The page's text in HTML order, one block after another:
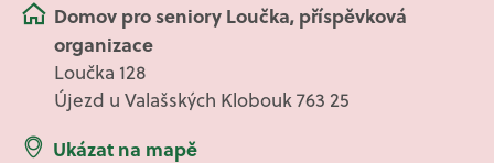
Domov pro seniory Loučka, příspěvková
organizace
Loučka 128
Újezd u Valašských Klobouk 763 25
Ukázat na mapě